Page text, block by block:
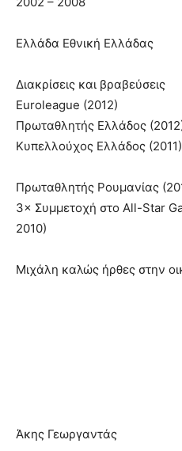
Ελλάδα Εθνική Ελλάδας
Διακρίσεις και βραβεύσεις
Euroleague (2012)
Πρωταθλητής Ελλάδος
Κυπελλούχος Ελλάδος (2011)
Πρωταθλητής Ρουμανίας
3× Συμμετοχή στο All-Star
2010)
Μιχάλη καλώς ήρθες στην
Άκης Γεωργαντάς